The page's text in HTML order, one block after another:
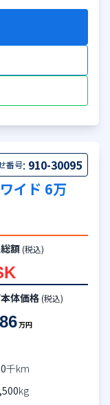
番号: 910-30095
イド 6万
額 (税込)
体価格 (税込)
万円
千km
kg